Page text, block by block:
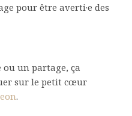
pour être averti·e des
un partage, ça
sur le petit cœur
.